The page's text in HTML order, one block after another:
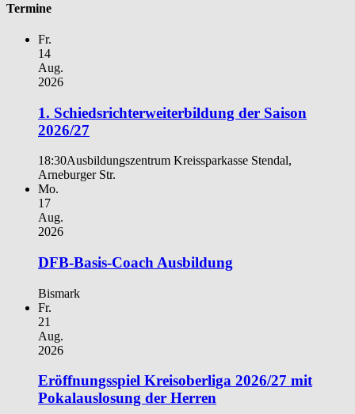
Termine
Fr.
14
Aug.
2026
1. Schiedsrichterweiterbildung der Saison
2026/27
18:30Ausbildungszentrum Kreissparkasse Stendal,
Arneburger Str.
Mo.
17
Aug.
2026
DFB-Basis-Coach Ausbildung
Bismark
Fr.
21
Aug.
2026
Eröffnungsspiel Kreisoberliga 2026/27 mit
Pokalauslosung der Herren